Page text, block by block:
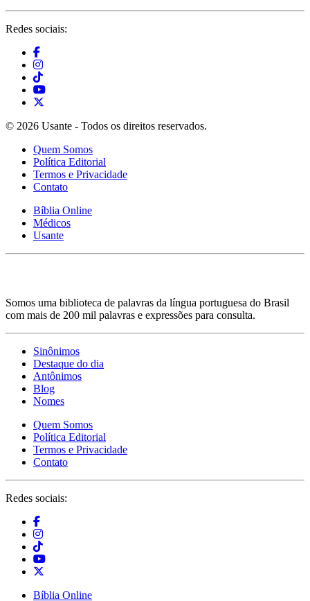
Redes sociais:
© 2026 Usante - Todos os direitos reservados.
Quem Somos
Política Editorial
Termos e Privacidade
Contato
Bíblia Online
Médicos
Usante
Somos uma biblioteca de palavras da língua portuguesa do Brasil
com mais de 200 mil palavras e expressões para consulta.
Sinônimos
Destaque do dia
Antônimos
Blog
Nomes
Quem Somos
Política Editorial
Termos e Privacidade
Contato
Redes sociais:
Bíblia Online